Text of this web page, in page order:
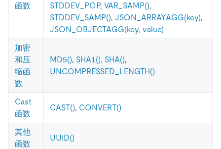
函数
STDDEV_POP, VAR_SAMP(),
STDDEV_SAMP(), JSON_ARRAYAGG(key),
JSON_OBJECTAGG(key, value)
加密
和压
缩函
数
MD5(), SHA1(), SHA(),
UNCOMPRESSED_LENGTH()
Cast
函数
CAST(), CONVERT()
其他
函数
UUID()